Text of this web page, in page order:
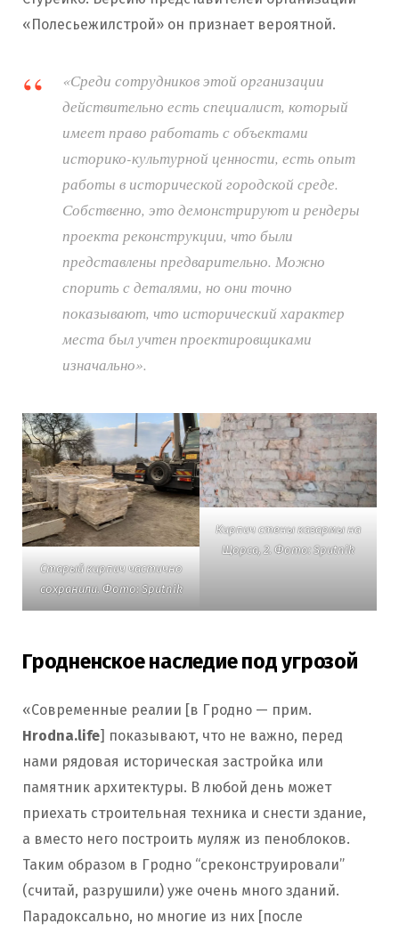
«Полесьежилстрой» он признает вероятной.
«Среди сотрудников этой организации
действительно есть специалист, который
имеет право работать с объектами
историко-культурной ценности, есть опыт
работы в исторической городской среде.
Собственно, это демонстрируют и рендеры
проекта реконструкции, что были
представлены предварительно. Можно
спорить с деталями, но они точно
показывают, что исторический характер
места был учтен проектировщиками
изначально».
Старый кирпич частично
сохранили. Фото: Sputnik
Кирпич стены казармы на
Щорса, 2. Фото: Sputnik
Гродненское наследие под угрозой
«Современные реалии [в Гродно — прим.
Hrodna.life] показывают, что не важно, перед
нами рядовая историческая застройка или
памятник архитектуры. В любой день может
приехать строительная техника и снести здание,
а вместо него построить муляж из пеноблоков.
Таким образом в Гродно “среконструировали”
(считай, разрушили) уже очень много зданий.
Парадоксально, но многие из них [после